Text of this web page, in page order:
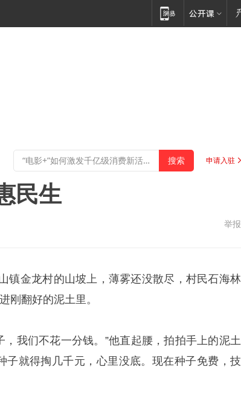
申请入驻
民生
举报
镇金龙村的山坡上，薄雾还没散尽，村民石海林
刚翻好的泥土里。
我们不花一分钱。”他直起腰，拍拍手上的泥土
子就得掏几千元，心里没底。现在种子免费，技